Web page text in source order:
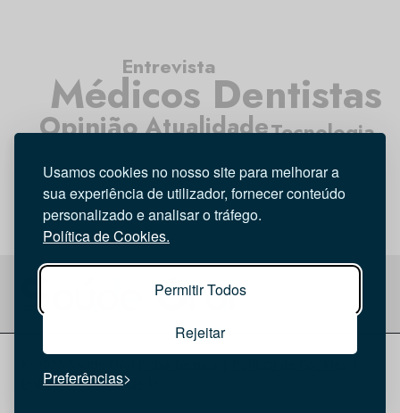
Usamos cookies no nosso site para melhorar a
sua experiência de utilizador, fornecer conteúdo
personalizado e analisar o tráfego.
Política de Cookies.
Permitir Todos
Rejeitar
Preferências
Atualidade
Médicos Dentistas
Higiene Oral
Entrevista
Opinião Tecnologia
Política de privacidade